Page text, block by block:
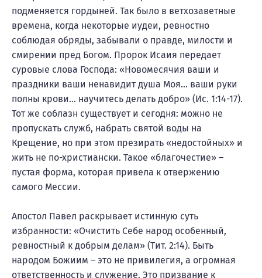
подменяется гордыней. Так было в ветхозаветные
времена, когда некоторые иудеи, ревностно
соблюдая обряды, забывали о правде, милости и
смирении пред Богом. Пророк Исаия передает
суровые слова Господа: «Новомесячия ваши и
праздники ваши ненавидит душа Моя… ваши руки
полны крови… научитесь делать добро» (Ис. 1:14-17).
Тот же соблазн существует и сегодня: можно не
пропускать служб, набрать святой воды на
Крещение, но при этом презирать «недостойных» и
жить не по-христиански. Такое «благочестие» –
пустая форма, которая привела к отвержению
самого Мессии.
Апостол Павел раскрывает истинную суть
избранности: «Очистить Себе народ особенный,
ревностный к добрым делам» (Тит. 2:14). Быть
народом Божиим – это не привилегия, а огромная
ответственность и служение. Это призвание к